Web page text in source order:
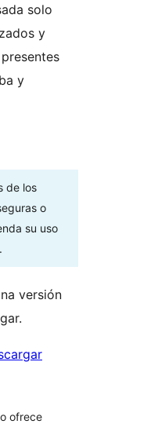
solo
y
y
de los
o
su uso
versión
ofrece